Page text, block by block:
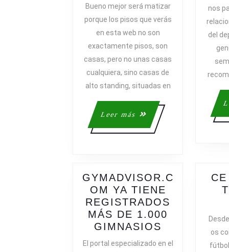
TIENES
ALGUNOS
QUE
TE
PUEDEN
Bueno mejor será matizar
porque los pisos que verás
en esta web no son
exactamente pisos, son
casas, pero no unas casas
cualquiera, sino casas de
alto standing, situadas en
Leer más
Leer
más
nos
del
GYMADVISOR.C
OM YA TIENE
REGISTRADOS
MÁS DE 1.000
GIMNASIOS
YA
El portal especializado en el
os